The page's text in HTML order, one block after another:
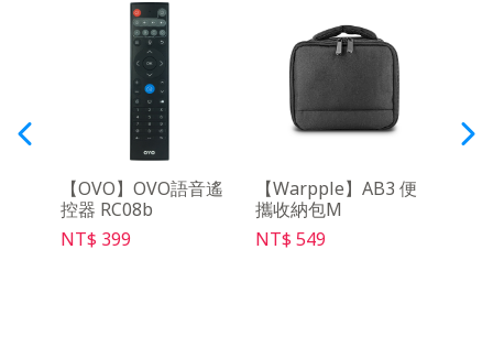
【OVO】OVO語音遙
控器 RC08b
NT$ 399
【Warpple】AB3 便
攜收納包M
NT$ 549